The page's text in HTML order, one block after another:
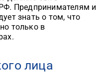
Предпринимателям и
знать о том, что
только в
лица